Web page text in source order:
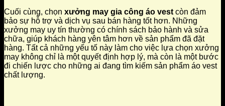
Cuối cùng, chọn xưởng may gia công áo vestcòn đảm
bảo sự hỗ trợ và dịch vụ sau bán hàng tốt hơn. Những
xưởng may uy tín thường có chính sách bảo hành và sửa
chữa, giúp khách hàng yên tâm hơn về sản phẩm đã đặt
hàng. Tất cả những yếu tố này làm cho việc lựa chọn xưởng
may không chỉ là một quyết định hợp lý, mà còn là một bước
đi chiến lược cho những ai đang tìm kiếm sản phẩm áo vest
chất lượng.